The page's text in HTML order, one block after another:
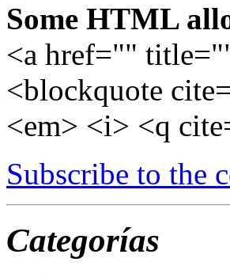
Some HTML
<a href=""
<blockquote
<em> <i> <q
Subscribe to the
Categorías